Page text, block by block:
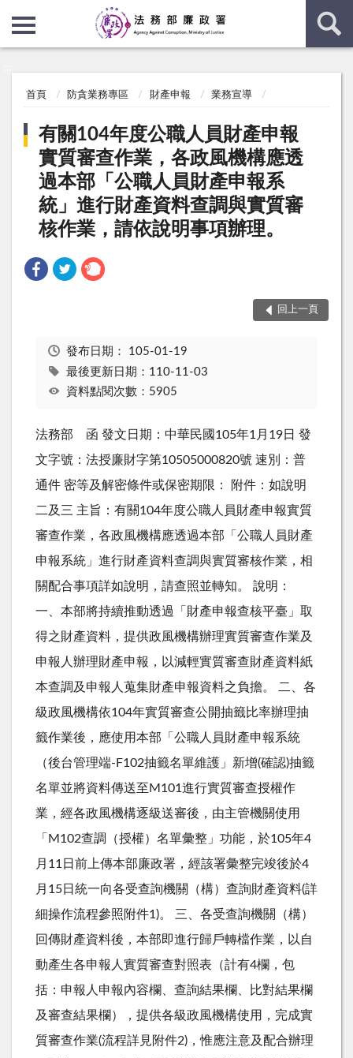
首頁 防貪業務專區 財產申報 業務宣導
有關104年度公職人員財產申報
實質審查作業，各政風機構應透
過本部「公職人員財產申報系
統」進行財產資料查調與實質審
核作業，請依說明事項辦理。
回上一頁
發布日期： 105-01-19
最後更新日期：110-11-03
資料點閱次數：5905
法務部 函 發文日期：中華民國105年1月19日 發
文字號：法授廉財字第10505000820號 速別：普
通件 密等及解密條件或保密期限： 附件：如說明
二及三 主旨：有關104年度公職人員財產申報實質
審查作業，各政風機構應透過本部「公職人員財產
申報系統」進行財產資料查調與實質審核作業，相
關配合事項詳如說明，請查照並轉知。 說明：
一、本部將持續推動透過「財產申報查核平臺」取
得之財產資料，提供政風機構辦理實質審查作業及
申報人辦理財產申報，以減輕實質審查財產資料紙
本查調及申報人蒐集財產申報資料之負擔。 二、各
級政風機構依104年實質審查公開抽籤比率辦理抽
籤作業後，應使用本部「公職人員財產申報系統
（後台管理端-F102抽籤名單維護」新增(確認)抽籤
名單並將資料傳送至M101進行實質審查授權作
業，經各政風機構逐級送審後，由主管機關使用
「M102查調（授權）名單彙整」功能，於105年4
月11日前上傳本部廉政署，經該署彙整完竣後於4
月15日統一向各受查詢機關（構）查詢財產資料(詳
細操作流程參照附件1)。 三、各受查詢機關（構）
回傳財產資料後，本部即進行歸戶轉檔作業，以自
動產生各申報人實質審查對照表（計有4欄，包
括：申報人申報內容欄、查詢結果欄、比對結果欄
及審查結果欄），提供各級政風機構使用，完成實
質審查作業(流程詳見附件2)，惟應注意及配合辦理